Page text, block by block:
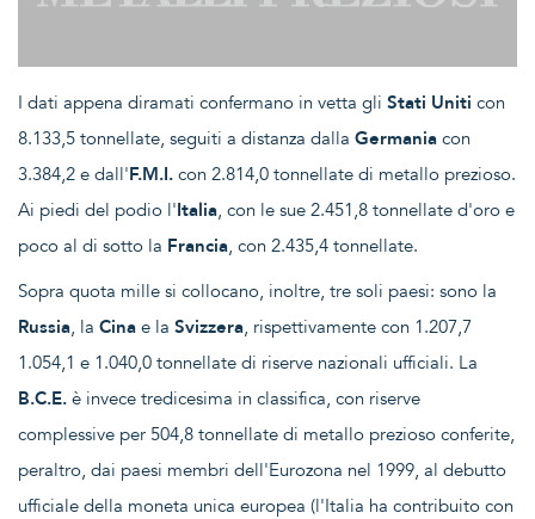
I dati appena diramati confermano in vetta gli Stati Uniti con
8.133,5 tonnellate, seguiti a distanza dalla Germania con
3.384,2 e dall'F.M.I. con 2.814,0 tonnellate di metallo prezioso.
Ai piedi del podio l'Italia, con le sue 2.451,8 tonnellate d'oro e
poco al di sotto la Francia, con 2.435,4 tonnellate.
Sopra quota mille si collocano, inoltre, tre soli paesi: sono la
Russia, la Cina e la Svizzera, rispettivamente con 1.207,7
1.054,1 e 1.040,0 tonnellate di riserve nazionali ufficiali. La
B.C.E. è invece tredicesima in classifica, con riserve
complessive per 504,8 tonnellate di metallo prezioso conferite,
peraltro, dai paesi membri dell'Eurozona nel 1999, al debutto
ufficiale della moneta unica europea (l'Italia ha contribuito con